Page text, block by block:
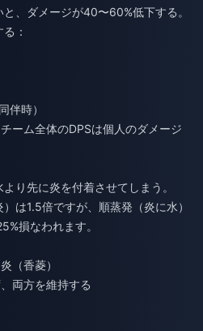
、ダメージが40〜60%低下する。
：
伴時）
ーム全体のDPSは個人のダメージ
り先に炎を付着させてしまう。
は1.5倍ですが、順蒸発（炎に水）
損なわれます。
（香菱）
両方を維持する